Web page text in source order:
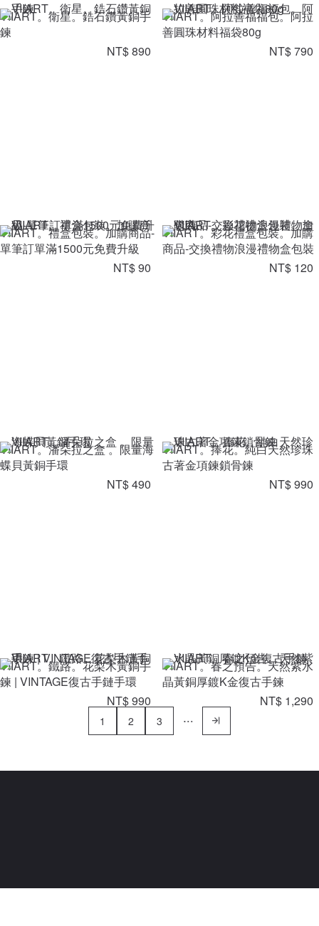
VIIART。衛星。鋯石鑽黃銅手
鍊
NT$ 890
VIIART。阿拉善福福包。阿拉
善圓珠材料福袋80g
NT$ 790
VIIART。禮盒包裝。加購商品-
單筆訂單滿1500元免費升級
NT$ 90
VIIART。彩花禮盒包裝。加購
商品-交換禮物浪漫禮物盒包裝
NT$ 120
VIIART。潘朵拉之盒 。限量海
蝶貝黃銅手環
NT$ 490
VIIART。捧花。純白天然珍珠
古著金項鍊鎖骨鍊
NT$ 990
VIIART。鐵路。花梨木黃銅手
鍊 | VINTAGE復古手鏈手環
NT$ 990
VIIART。春之預告。天然紫水
晶黃銅厚鍍K金復古手鍊
NT$ 1,290
1 2 3